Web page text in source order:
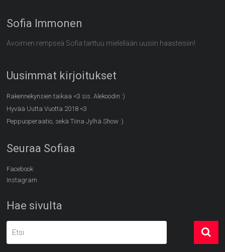
Sofia Immonen
Avoimen rempseä Sofia tarttuu mielellään uusiin haasteisiin!
Uusimmat kirjoitukset
Rakennekynsien taikaa <3 sis. Alekoodin :)
Hyvää Uutta Vuotta 2018 <3
Peppuoperaatio, sekä Tiina Jylhä Show :)
Seuraa Sofiaa
Facebook
Instagram
Hae sivulta